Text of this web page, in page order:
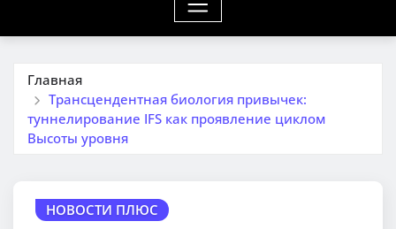
Главная
Трансцендентная биология привычек:
туннелирование IFS как проявление циклом
Высоты уровня
НОВОСТИ ПЛЮС